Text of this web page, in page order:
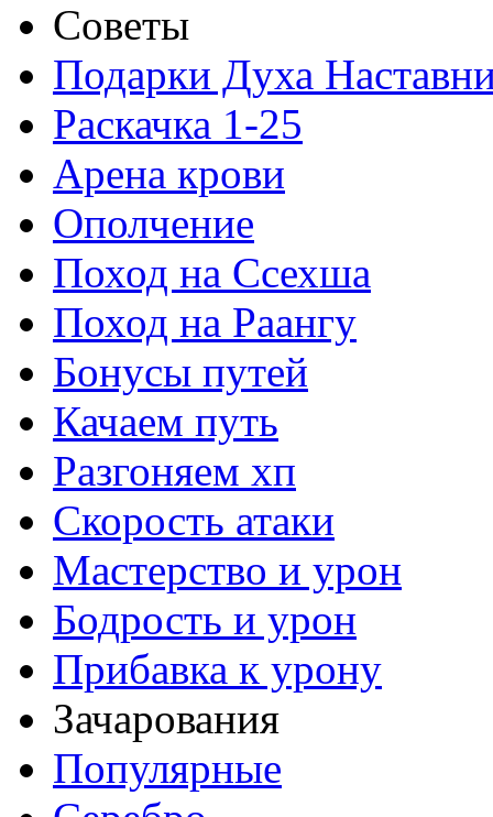
Советы
Подарки Духа
Раскачка 1-25
Арена крови
Ополчение
Поход на Ссехша
Поход на Раангу
Бонусы путей
Качаем путь
Разгоняем хп
Скорость атаки
Мастерство и урон
Бодрость и урон
Прибавка к урону
Зачарования
Популярные